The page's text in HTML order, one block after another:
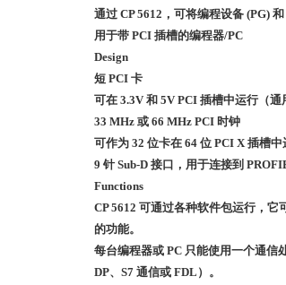
通过 CP 5612，可将编程设备 (PG)
用于带 PCI 插槽的编程器/PC
Design
短 PCI 卡
可在 3.3V 和 5V PCI 插槽中运行（通
33 MHz 或 66 MHz PCI 时钟
可作为 32 位卡在 64 位 PCI X 插槽中
9 针 Sub-D 接口，用于连接到
Functions
CP 5612 可通过各种软件包运行，
的功能。
每台编程器或 PC 只能使用一个通信
DP、S7 通信或 FDL）。